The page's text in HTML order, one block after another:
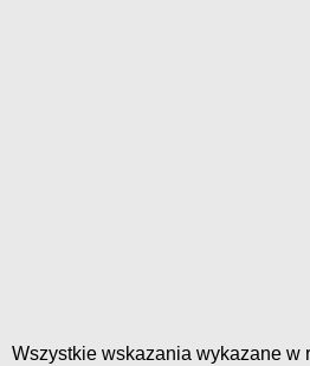
Wszystkie wskazania wykazane w